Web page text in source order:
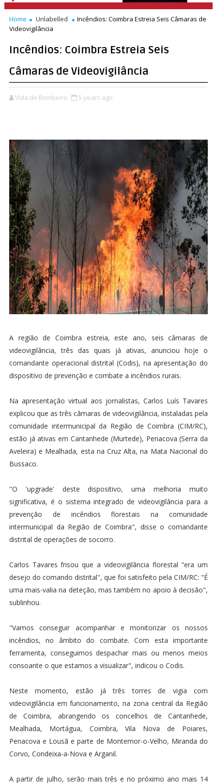
Home Unlabelled
Incêndios: Coimbra Estreia Seis Câmaras de
Videovigilância
Incêndios: Coimbra Estreia Seis
Câmaras de Videovigilância
Vida de Bombeiro 5 years ago
A região de Coimbra estreia, este ano, seis câmaras de
videovigilância, três das quais já ativas, anunciou hoje o
comandante operacional distrital (Codis), na apresentação do
dispositivo de prevenção e combate a incêndios rurais.
Na apresentação virtual aos jornalistas, Carlos Luís Tavares
explicou que as três câmaras de videovigilância, instaladas pela
comunidade intermunicipal da Região de Coimbra (CIM/RC),
estão já ativas em Cantanhede (Murtede), Penacova (Serra da
Aveleira) e Mealhada, esta na Cruz Alta, na Mata Nacional do
Bussaco.
"O 'upgrade' deste dispositivo, uma melhoria muito
significativa, é o sistema integrado de videovigilância para a
prevenção de incêndios florestais na comunidade
intermunicipal da Região de Coimbra", disse o comandante
distrital de operações de socorro.
Carlos Tavares frisou que a videovigilância florestal "era um
desejo do comando distrital", que foi satisfeito pela CIM/RC: "É
uma mais-valia na deteção, mas também no apoio à decisão",
sublinhou.
"Vamos conseguir acompanhar e monitorizar os nossos
incêndios, no âmbito do combate. Com esta importante
ferramenta, conseguimos despachar mais ou menos meios
consoante o que estamos a visualizar", indicou o Codis.
Neste momento, estão já três torres de vigia com
videovigilância em funcionamento, na zona central da Região
de Coimbra, abrangendo os concelhos de Cantanhede,
Mealhada, Mortágua, Coimbra, Vila Nova de Poiares,
Penacova e Lousã e parte de Montemor-o-Velho, Miranda do
Corvo, Condeixa-a-Nova e Arganil.
A partir de julho, serão mais três e no próximo ano mais 14